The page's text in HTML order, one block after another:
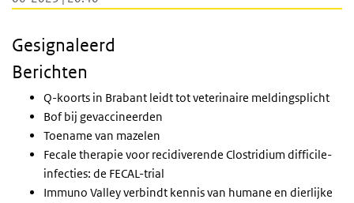
Gesignaleerd
Berichten
Q-koorts in Brabant leidt tot veterinaire meldingsplicht
Bof bij gevaccineerden
Toename van mazelen
Fecale therapie voor recidiverende Clostridium difficile-
infecties: de FECAL-trial
Immuno Valley verbindt kennis van humane en dierlijke